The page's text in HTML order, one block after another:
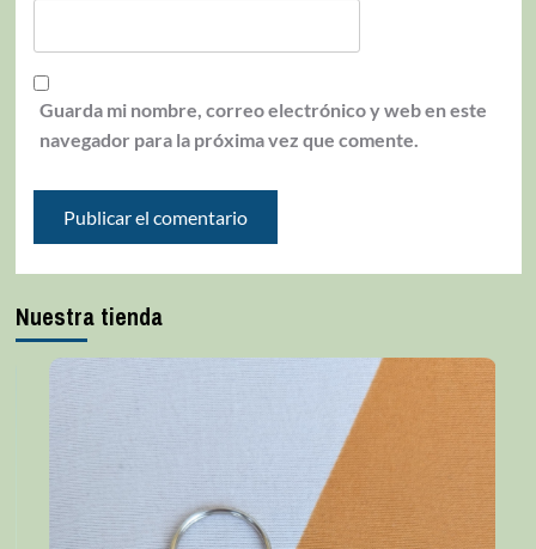
Guarda mi nombre, correo electrónico y web en este
navegador para la próxima vez que comente.
Nuestra tienda